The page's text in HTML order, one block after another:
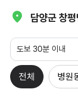
담양군 창평
도보 30분 이내
전체 병원